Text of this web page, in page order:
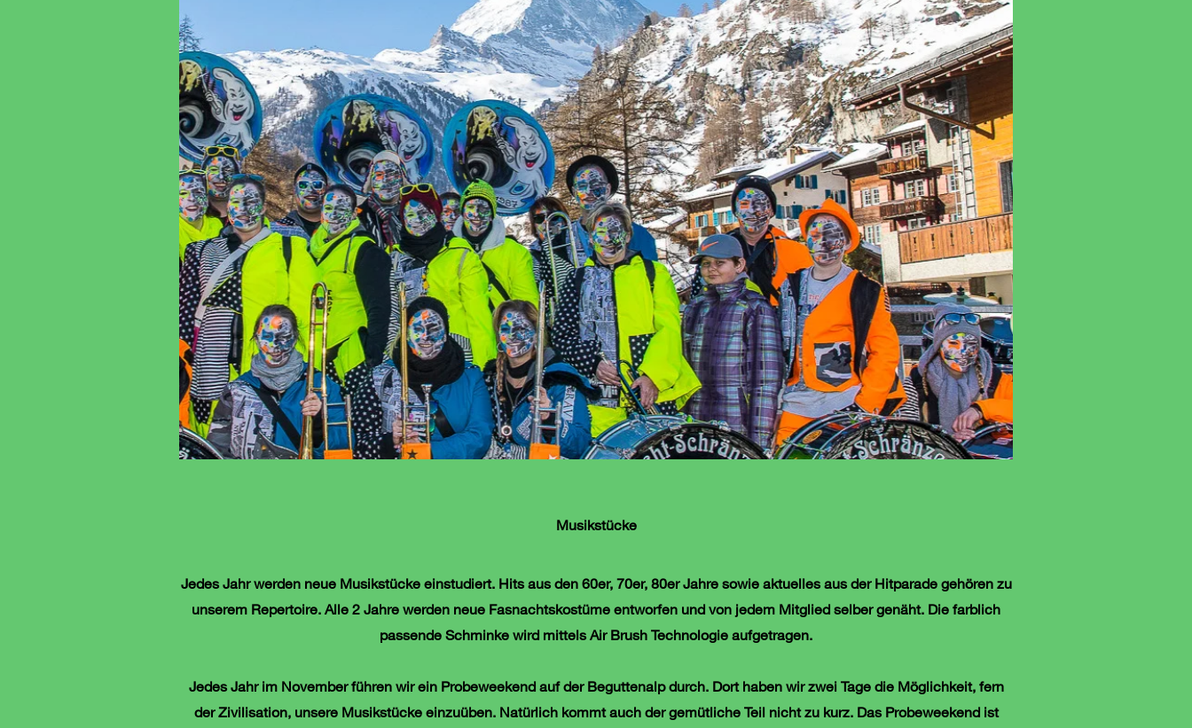
Musikstücke
Jedes Jahr werden neue Musikstücke einstudiert. Hits aus den 60er, 70er, 80er Jahre sowie aktuelles aus der Hitparade gehören zu
unserem Repertoire. Alle 2 Jahre werden neue Fasnachtskostüme entworfen und von jedem Mitglied selber ge­näht. Die farblich
passende Schminke wird mittels Air Brush Technologie aufgetragen.
Jedes Jahr im November führen wir ein Probeweekend auf der Beguttenalp durch. Dort haben wir zwei Tage die Möglichkeit, fern
der Zivilisation, unsere Musikstücke einzuüben. Natürlich kommt auch der gemütliche Teil nicht zu kurz. Das Probeweekend ist